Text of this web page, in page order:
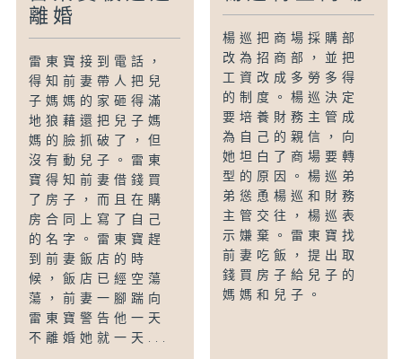
離婚
雷東寶接到電話，
得知前妻帶人把兒
子媽媽的家砸得滿
地狼藉還把兒子媽
媽的臉抓破了，但
沒有動兒子。雷東
寶得知前妻借錢買
了房子，而且在購
房合同上寫了自己
的名字。雷東寶趕
到前妻飯店的時
候，飯店已經空蕩
蕩，前妻一腳踹向
雷東寶警告他一天
不離婚她就一天...
楊巡把商場採購部
改為招商部，並把
工資改成多勞多得
的制度。楊巡決定
要培養財務主管成
為自己的親信，向
她坦白了商場要轉
型的原因。楊巡弟
弟慫恿楊巡和財務
主管交往，楊巡表
示嫌棄。雷東寶找
前妻吃飯，提出取
錢買房子給兒子的
媽媽和兒子。